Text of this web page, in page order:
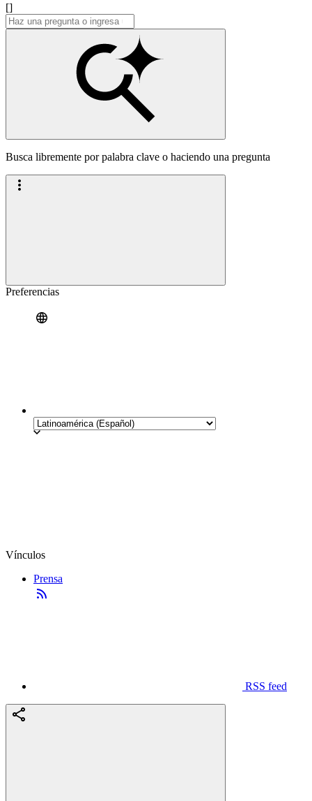
[]
Busca libremente por palabra clave o haciendo una pregunta
Preferencias
Vínculos
Prensa
RSS feed